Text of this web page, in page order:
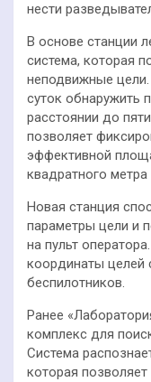
нести
В основе станции
система, которая
неподвижные
суток обнаружить
расстоянии до
позволяет
эффективной
квадратного
Новая станция
параметры цели и
на пульт
координаты целей
беспилотников.
Ранее
комплекс для
Система
которая